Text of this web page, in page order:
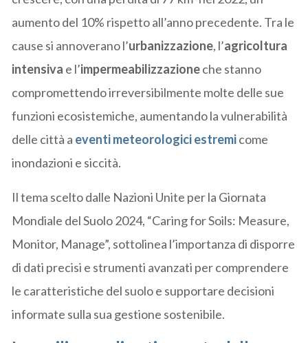
aumento del 10% rispetto all’anno precedente. Tra le
cause si annoverano l’urbanizzazione, l’agricoltura
intensiva e l’impermeabilizzazioneche stanno
compromettendo irreversibilmente molte delle sue
funzioni ecosistemiche, aumentando la vulnerabilità
delle città a eventi meteorologici estremicome
inondazioni e siccità.
Il tema scelto dalle Nazioni Unite per la Giornata
Mondiale del Suolo 2024, “Caring for Soils: Measure,
Monitor, Manage”, sottolinea l’importanza di disporre
di dati precisi e strumenti avanzati per comprendere
le caratteristiche del suolo e supportare decisioni
informate sulla sua gestione sostenibile.